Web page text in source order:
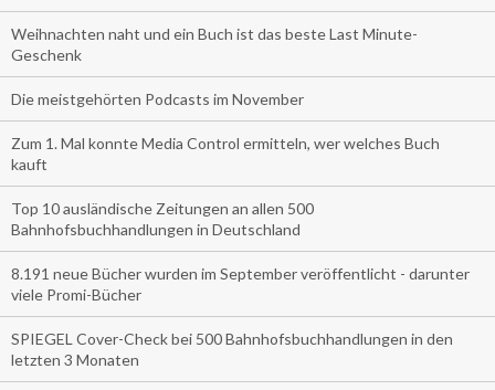
Weihnachten naht und ein Buch ist das beste Last Minute-
Geschenk
Die meistgehörten Podcasts im November
Zum 1. Mal konnte Media Control ermitteln, wer welches Buch
kauft
Top 10 ausländische Zeitungen an allen 500
Bahnhofsbuchhandlungen in Deutschland
8.191 neue Bücher wurden im September veröffentlicht - darunter
viele Promi-Bücher
SPIEGEL Cover-Check bei 500 Bahnhofsbuchhandlungen in den
letzten 3 Monaten